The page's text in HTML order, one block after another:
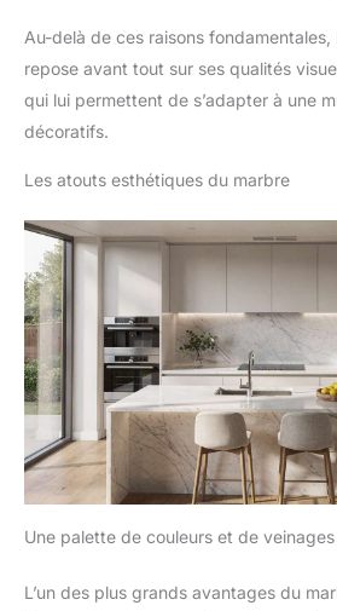
Au-delà de ces raisons fondamentales,
repose avant tout sur ses qualités
qui lui permettent de s’adapter à une
décoratifs.
Les atouts esthétiques du marbre
Une palette de couleurs et de
L’un des plus grands avantages du